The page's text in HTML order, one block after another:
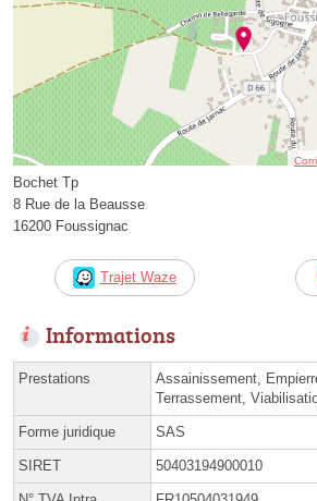
Bochet Tp
8 Rue de la Beausse
16200 Foussignac
Trajet Waze
Informations
Prestations
Assainissement,
Terrassement,
Forme juridique SAS
SIRET 50403194900010